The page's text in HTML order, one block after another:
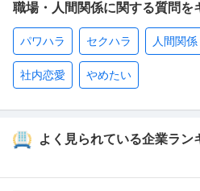
職場・人間関係に関する質問を
パワハラ セクハラ 人間関係
社内恋愛 やめたい
よく見られている企業ラン